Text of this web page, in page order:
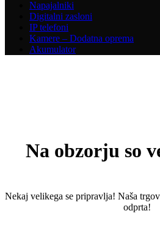
Napajalniki
Digitalni zasloni
IP telefoni
Kamere – Dodatna oprema
Akumulator
Na obzorju so
Nekaj ​​velikega se pripravlja! Naša
odprta!